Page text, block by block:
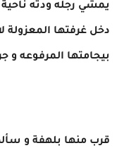
يمشي رجله ودته
دخل غرفتها
بيجامتها المرفوعه و
قرب منها بلهفة و